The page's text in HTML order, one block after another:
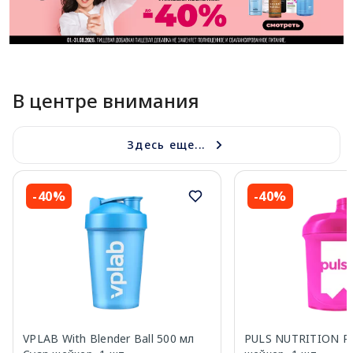
В центре внимания
Здесь еще...
-40%
VPLAB With Blender Ball 500 мл
-40%
PULS NUTRITION